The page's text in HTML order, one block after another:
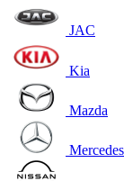
JAC
Kia
Mazda